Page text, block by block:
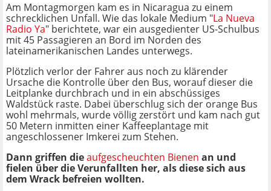
Am Montagmorgen kam es in Nicaragua zu einem
schrecklichen Unfall. Wie das lokale Medium "La Nueva
Radio Ya" berichtete, war ein ausgedienter US-Schulbus
mit 45 Passagieren an Bord im Norden des
lateinamerikanischen Landes unterwegs.
Plötzlich verlor der Fahrer aus noch zu klärender
Ursache die Kontrolle über den Bus, worauf dieser die
Leitplanke durchbrach und in ein abschüssiges
Waldstück raste. Dabei überschlug sich der orange Bus
wohl mehrmals, wurde völlig zerstört und kam nach gut
50 Metern inmitten einer Kaffeeplantage mit
angeschlossener Imkerei zum Stehen.
Dann griffen dieaufgescheuchten Bienen an und
fielen über die Verunfallten her, als diese sich aus
dem Wrack befreien wollten.